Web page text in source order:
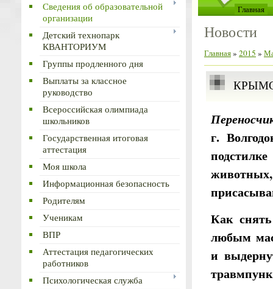
Сведения об образовательной
организации
Детский технопарк
КВАНТОРИУМ
Группы продленного дня
Выплаты за классное
руководство
Всероссийская олимпиада
школьников
Государственная итоговая
аттестация
Моя школа
Информационная безопасность
Родителям
Ученикам
ВПР
Аттестация педагогических
работников
Психологическая служба
Главная
Новости
Главная» 2015 »
г.
Как
любым
и